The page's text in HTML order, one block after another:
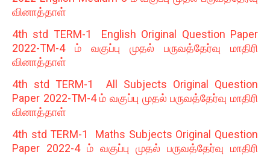
வினாத்தாள்
4th std TERM-1 English Original Question Paper
2022-TM-4 ம் வகுப்பு முதல் பருவத்தேர்வு மாதிரி
வினாத்தாள்
4th std TERM-1 All Subjects Original Question
Paper 2022-TM-4 ம் வகுப்பு முதல் பருவத்தேர்வு மாதிரி
வினாத்தாள்
4th std TERM-1 Maths Subjects Original Question
Paper 2022-4 ம் வகுப்பு முதல் பருவத்தேர்வு மாதிரி